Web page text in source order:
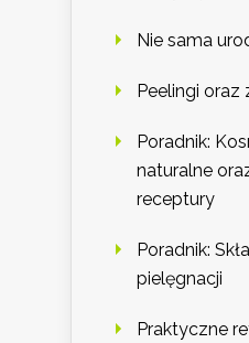
Nie sama
Peelingi oraz
Poradnik:
naturalne
receptury
Poradnik:
pielęgnacji
Praktyczne